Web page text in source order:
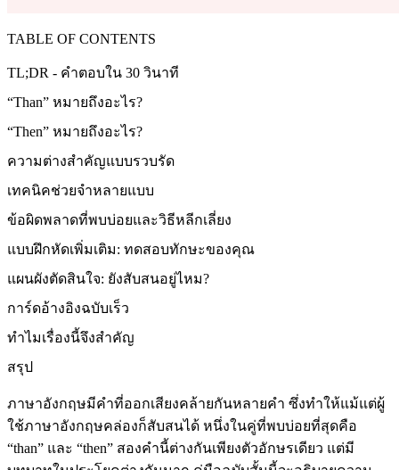
TABLE OF CONTENTS
TL;DR - คำตอบใน 30 วินาที
“Than” หมายถึงอะไร?
“Then” หมายถึงอะไร?
ความต่างสำคัญแบบรวบรัด
เทคนิคช่วยจำหลายแบบ
ข้อผิดพลาดที่พบบ่อยและวิธีหลีกเลี่ยง
แบบฝึกหัดเพิ่มเติม: ทดสอบทักษะของคุณ
แผนผังตัดสินใจ: ยังสับสนอยู่ไหม?
การ์ดอ้างอิงฉบับเร็ว
ทำไมเรื่องนี้จึงสำคัญ
สรุป
ภาษาอังกฤษมีคำที่ออกเสียงคล้ายกันหลายคำ ซึ่งทำให้แม้แต่ผู้
ใช้ภาษาอังกฤษคล่องก็สับสนได้ หนึ่งในคู่ที่พบบ่อยที่สุดคือ
“than” และ “then” สองคำนี้ต่างกันเพียงตัวอักษรเดียว แต่มี